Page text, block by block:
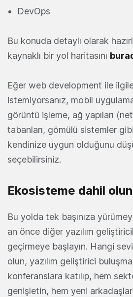
DevOps
Bu konuda detaylı olarak
kaynaklı bir yol haritasını
Eğer web development ile
istemiyorsanız, mobil
görüntü işleme, ağ yapıları
tabanları, gömülü sistemler
kendinize uygun olduğunu
seçebilirsiniz.
Ekosisteme dahil olun
Bu yolda tek başınıza
an önce diğer yazılım
geçirmeye başlayın. Hangi
olun, yazılım geliştirici
konferanslara katılıp, hem
genişletin, hem yeni